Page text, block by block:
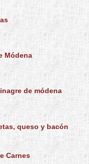
Módena
de módena
queso y bacón
Carnes